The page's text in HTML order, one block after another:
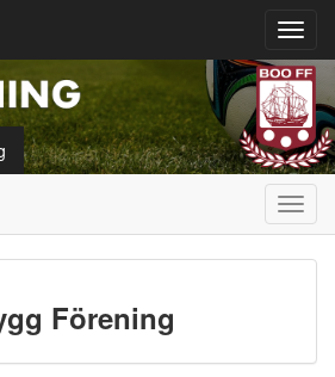
Förening